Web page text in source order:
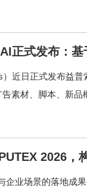
正式发布：
近日正式发布益
素材、脚本、新品
2026，
业场景的落地成